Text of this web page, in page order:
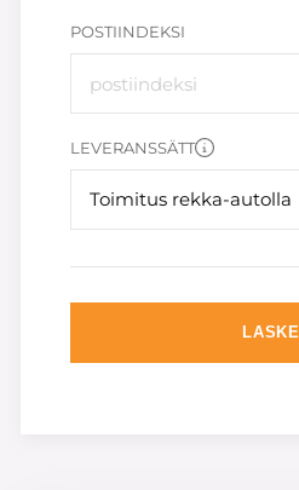
POSTIINDEKSI
LEVERANSSÄTT
Toimitus rekka-autolla
LASKE